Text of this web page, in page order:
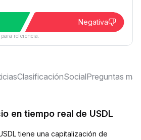
Negativa
referencia.
ClasificaciónSocialPreguntas
en tiempo real de USDL
tiene una capitalización de